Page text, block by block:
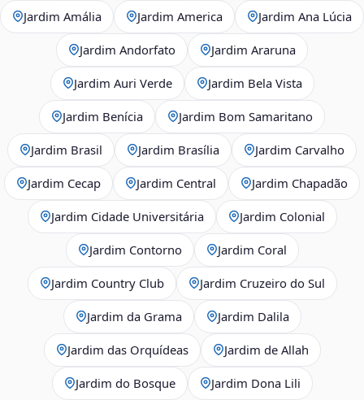
Jardim Amália Jardim America Jardim Ana Lúcia
Jardim Andorfato Jardim Araruna
Jardim Auri Verde Jardim Bela Vista
Jardim Benícia Jardim Bom Samaritano
Jardim Brasil Jardim Brasília Jardim Carvalho
Jardim Cecap Jardim Central Jardim Chapadão
Jardim Cidade Universitária Jardim Colonial
Jardim Contorno Jardim Coral
Jardim Country Club Jardim Cruzeiro do Sul
Jardim da Grama Jardim Dalila
Jardim das Orquídeas Jardim de Allah
Jardim do Bosque Jardim Dona Lili